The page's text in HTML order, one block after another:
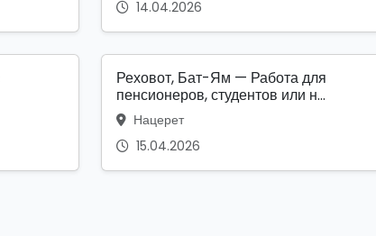
14.04.2026
Реховот, Бат-Ям — Работа для
пенсионеров, студентов или н...
Нацерет
15.04.2026